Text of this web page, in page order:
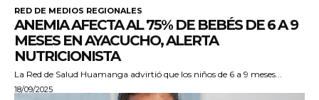
RED DE MEDIOS REGIONALES
ANEMIA AFECTA AL 75% DE BEBÉS DE 6 A 9
MESES EN AYACUCHO, ALERTA
NUTRICIONISTA
La Red de Salud Huamanga advirtió que los niños de 6 a 9 meses...
18/09/2025